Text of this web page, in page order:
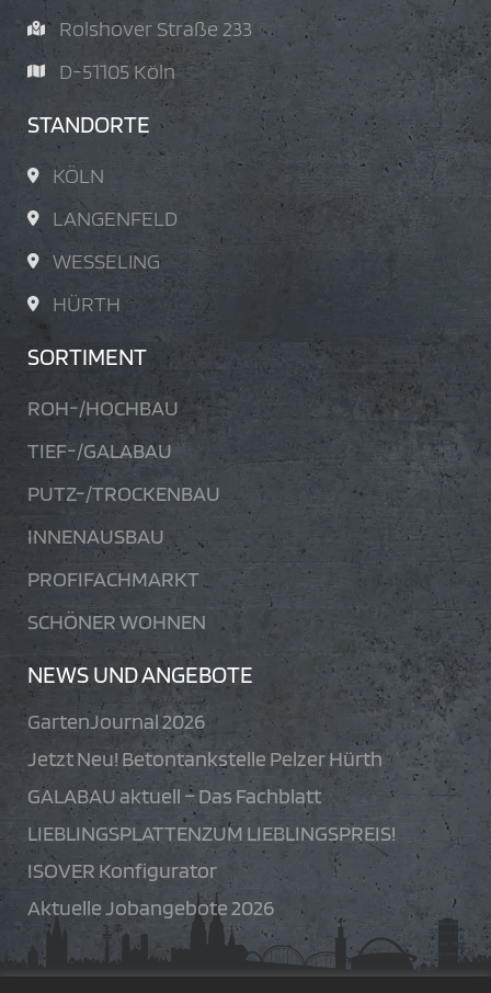
Rolshover Straße 233
D-51105 Köln
STANDORTE
KÖLN
LANGENFELD
WESSELING
HÜRTH
SORTIMENT
ROH-/HOCHBAU
TIEF-/GALABAU
PUTZ-/TROCKENBAU
INNENAUSBAU
PROFIFACHMARKT
SCHÖNER WOHNEN
NEWS UND ANGEBOTE
GartenJournal 2026
Jetzt Neu! Betontankstelle Pelzer Hürth
GALABAU aktuell – Das Fachblatt
LIEBLINGSPLATTENZUM LIEBLINGSPREIS!
ISOVER Konfigurator
Aktuelle Jobangebote 2026